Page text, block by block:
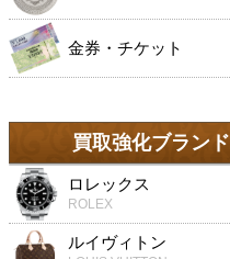
金券・チケット
買取強化ブランド
ロレックス
ROLEX
ルイヴィトン